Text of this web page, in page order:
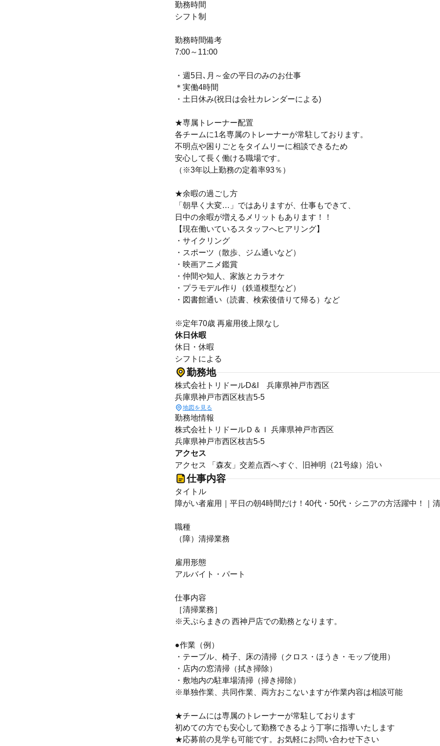
勤務時間
シフト制
勤務時間備考
7:00～11:00
・週5日､月～金の平日のみのお仕事
＊実働4時間
・土日休み(祝日は会社カレンダーによる)
★専属トレーナー配置
各チームに1名専属のトレーナーが常駐しております。
不明点や困りごとをタイムリーに相談できるため
安心して長く働ける職場です。
（※3年以上勤務の定着率93％）
★余暇の過ごし方
「朝早く大変…」ではありますが、仕事もできて、
日中の余暇が増えるメリットもあります！！
【現在働いているスタッフへヒアリング】
・サイクリング
・スポーツ（散歩、ジム通いなど）
・映画アニメ鑑賞
・仲間や知人、家族とカラオケ
・プラモデル作り（鉄道模型など）
・図書館通い（読書、検索後借りて帰る）など
※定年70歳 再雇用後上限なし
休日休暇
休日・休暇
シフトによる
勤務地
株式会社トリドールD&I 兵庫県神戸市西区
兵庫県神戸市西区枝吉5-5
地図を見る
勤務地情報
株式会社トリドールＤ＆Ｉ 兵庫県神戸市西区
兵庫県神戸市西区枝吉5-5
アクセス
アクセス 「森友」交差点西へすぐ、旧神明（21号線）沿い
仕事内容
タイトル
障がい者雇用｜平日の朝4時間だけ！40代・50代・シニアの方活躍中！｜
職種
（障）清掃業務
雇用形態
アルバイト・パート
仕事内容
［清掃業務］
※天ぷらまきの 西神戸店での勤務となります。
●作業（例）
・テーブル、椅子、床の清掃（クロス・ほうき・モップ使用）
・店内の窓清掃（拭き掃除）
・敷地内の駐車場清掃（掃き掃除）
※単独作業、共同作業、両方おこないますが作業内容は相談可能
★チームには専属のトレーナーが常駐しております
初めての方でも安心して勤務できるよう丁寧に指導いたします
★応募前の見学も可能です。お気軽にお問い合わせ下さい